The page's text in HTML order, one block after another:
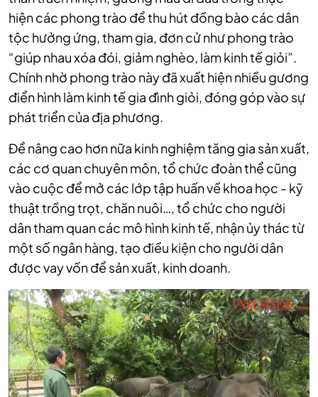
hiệncác phong trào để thu hút đồng bào các dân
tộc hưởng ứng, tham gia, đơn cử như phong trào
“giúp nhau xóa đói, giảm nghèo, làm kinh tế giỏi”.
Chính nhờ phong trào này đã xuất hiện nhiều gương
điển hình làm kinh tế gia đình giỏi, đóng góp vào sự
phát triển của địa phương.
Để nâng cao hơn nữa kinh nghiệm tăng gia sản xuất,
các cơ quan chuyên môn, tổ chức đoàn thể cũng
vào cuộc để mở các lớp tập huấn về khoa học - kỹ
thuật trồng trọt, chăn nuôi…, tổ chức cho người
dân tham quan các mô hình kinh tế, nhận ủy thác từ
một số ngân hàng, tạo điều kiện cho người dân
được vay vốn để sản xuất, kinh doanh.